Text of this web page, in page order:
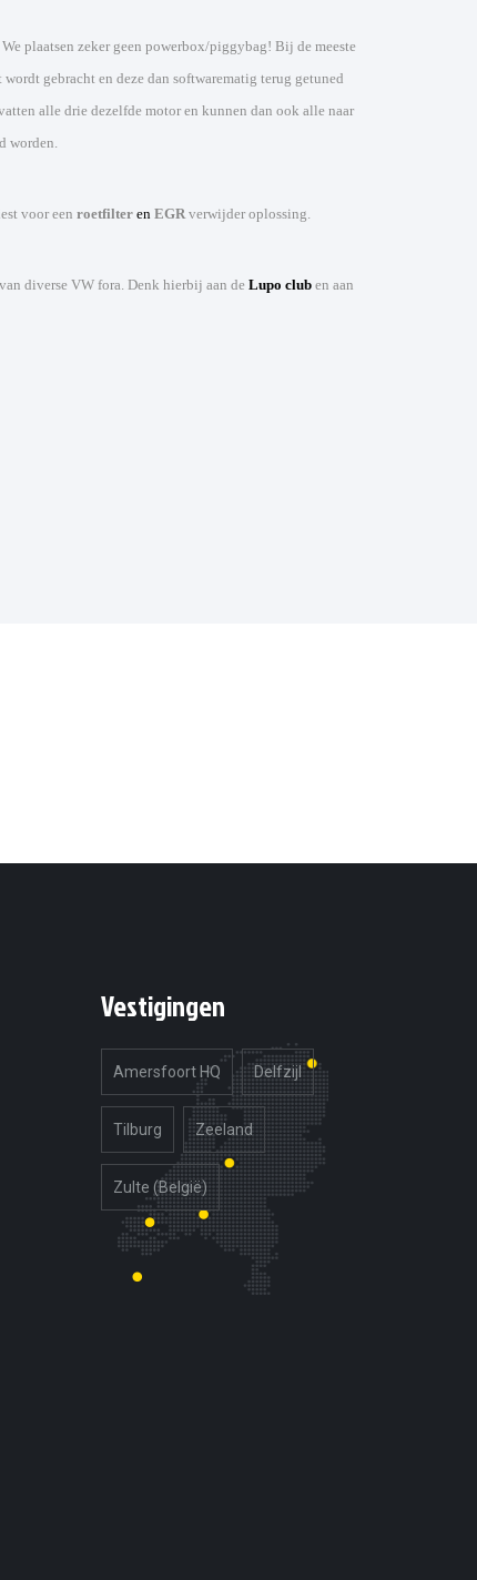
gebracht en deze dan softwarematig terug getuned
alle drie dezelfde motor en kunnen dan ook alle naar
worden.
voor eenroetfilter enEGRverwijder oplossing.
diverse VW fora. Denk hierbij aan deLupo club en aan
Vestigingen
Amersfoort HQ Delfzijl
Tilburg Zeeland
Zulte (België)